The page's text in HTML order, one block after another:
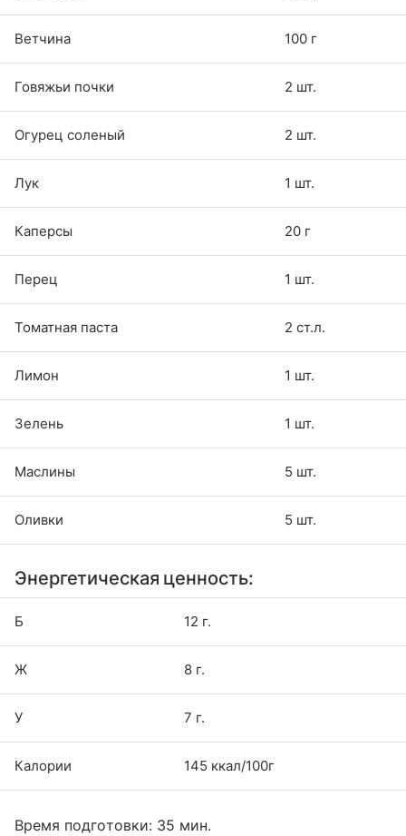
Ветчина 100 г
Говяжьи почки 2 шт.
Огурец соленый 2 шт.
Лук 1 шт.
Каперсы 20 г
Перец 1 шт.
Томатная паста 2 ст.л.
Лимон 1 шт.
Зелень 1 шт.
Маслины 5 шт.
Оливки 5 шт.
Энергетическая ценность:
Б 12 г.
Ж 8 г.
У 7 г.
Калории 145 ккал/100г
Время подготовки: 35 мин.